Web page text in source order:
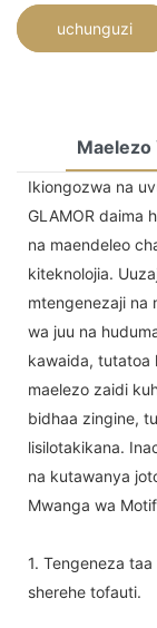
uchunguzi
Maelezo
Ikiongozwa na
GLAMOR daima
na maendeleo
kiteknolojia.
mtengenezaji na
wa juu na
kawaida, tutatoa
maelezo zaidi
bidhaa zingine,
lisilotakikana.
na kutawanya
Mwanga wa
1. Tengeneza
sherehe tofauti.